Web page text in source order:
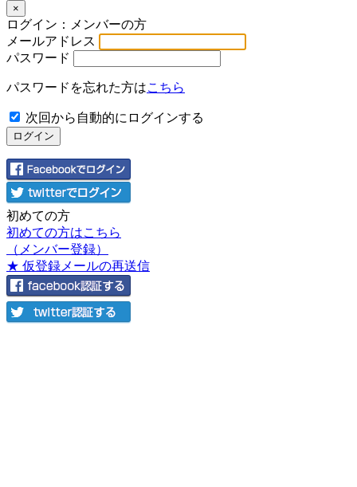
×
ログイン：メンバーの方
メールアドレス
パスワード
パスワードを忘れた方はこちら
次回から自動的にログインする
初めての方
初めての方はこちら
（メンバー登録）
★ 仮登録メールの再送信